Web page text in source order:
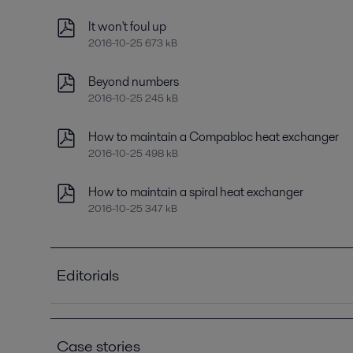
It won't foul up
2016-10-25 673 kB
Beyond numbers
2016-10-25 245 kB
How to maintain a Compabloc heat exchanger
2016-10-25 498 kB
How to maintain a spiral heat exchanger
2016-10-25 347 kB
Editorials
Improving refinery RAM with compact plate heat
Case stories